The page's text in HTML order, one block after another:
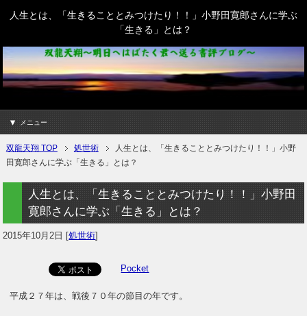
人生とは、「生きることとみつけたり！！」小野田寛郎さんに学ぶ
「生きる」とは？
メニュー
双龍天翔 TOP 処世術
人生とは、「生きることとみつけたり！！」小野
田寛郎さんに学ぶ「生きる」とは？
人生とは、「生きることとみつけたり！！」小野田
寛郎さんに学ぶ「生きる」とは？
2015年10月2日 [処世術]
Pocket
平成２７年は、戦後７０年の節目の年です。